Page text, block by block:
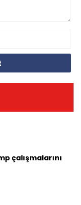
çalışmalarını